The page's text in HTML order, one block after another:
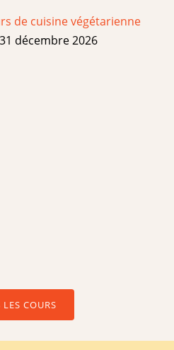
de cuisine végétarienne
décembre 2026
LES COURS